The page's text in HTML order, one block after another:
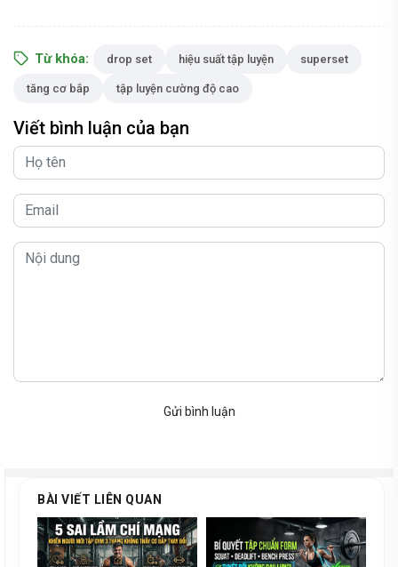
Từ khóa: drop set hiệu suất tập luyện superset
tăng cơ bắp tập luyện cường độ cao
Viết bình luận của bạn
Gửi bình luận
BÀI VIẾT LIÊN QUAN